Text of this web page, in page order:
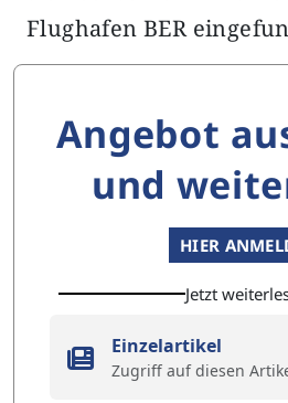
Flughafen BER
Angebot
und
HIER
Jetzt
Einzelartikel
Zugriff auf diesen